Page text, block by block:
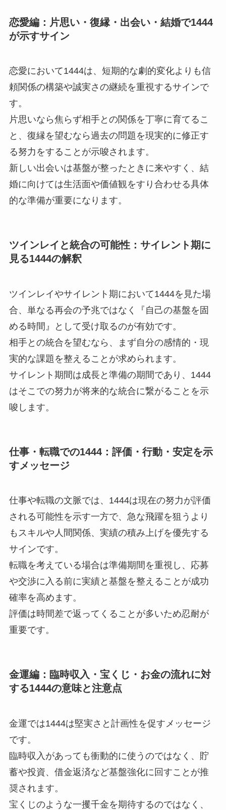
恋愛編：片思い・復縁・出会い・結婚で1444
が示すサイン
恋愛において1444は、短期的な劇的変化よりも信
頼関係の構築や誠実さの継続を重視するサインで
す。
片思いなら焦らず相手との関係を丁寧に育てるこ
と、復縁を望むなら過去の問題を現実的に修正す
る努力をすることが示唆されます。
新しい出会いは基盤が整ったときに来やすく、結
婚に向けては生活面や価値観をすり合わせる具体
的な準備が重要になります。
ツインレイと統合の可能性：サイレント期に
見る1444の解釈
ツインレイやサイレント期において1444を見た場
合、単なる再会の予兆ではなく『自己の基盤を固
める時間』として受け取るのが有効です。
相手との統合を望むなら、まず自分の感情的・現
実的な課題を整えることが求められます。
サイレント期間は成長と準備の期間であり、1444
はそこでの努力が将来的な統合に繋がることを示
唆します。
仕事・転職での1444：評価・行動・安定を示
すメッセージ
仕事や転職の文脈では、1444は現在の努力が評価
される可能性を示す一方で、急な飛躍を狙うより
もスキルや人間関係、実績の積み上げを優先する
サインです。
転職を考えている場合は準備期間を重視し、応募
や交渉に入る前に実績と基盤を整えることが成功
確率を高めます。
評価は時間差で返ってくることが多いため忍耐が
重要です。
金運編：臨時収入・宝くじ・お金の流れに対
する1444の意味と注意点
金運では1444は堅実さと計画性を促すメッセージ
です。
臨時収入があっても衝動的に使うのではなく、貯
蓄や投資、借金返済など基盤強化に回すことが推
奨されます。
宝くじのような一攫千金を期待するのではなく、